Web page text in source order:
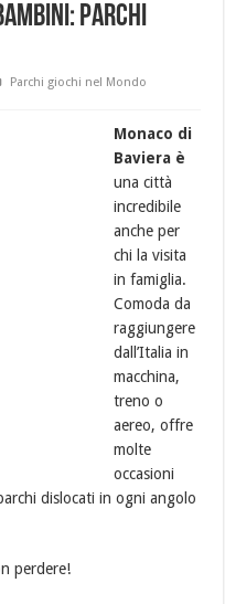
parchi
Parchi giochi nel Mondo
Monaco di
Baviera è
una città
incredibile
anche per
chi la visita
in famiglia.
Comoda da
raggiungere
dall’Italia in
macchina,
treno o
aereo, offre
molte
occasioni
dislocati in ogni angolo
perdere!